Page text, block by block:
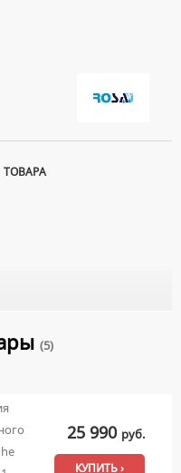
(5)
25 990 руб.
КУПИТЬ ›